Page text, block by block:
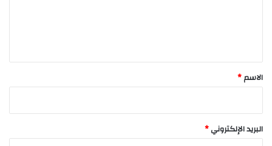
*
الاسم*
البريد الإلكتروني*